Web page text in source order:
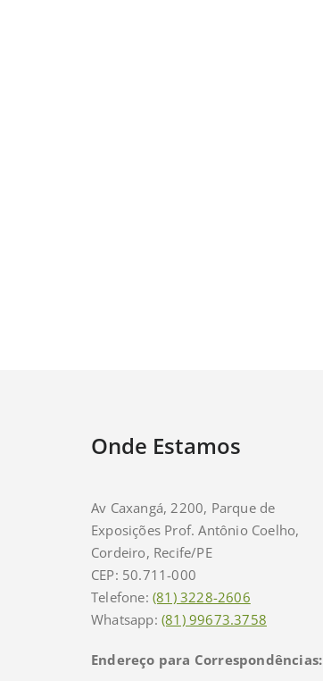
Onde Estamos
Av Caxangá, 2200, Parque de
Exposições Prof. Antônio Coelho,
Cordeiro, Recife/PE
CEP: 50.711-000
Telefone: (81) 3228-2606
Whatsapp: (81) 99673.3758
Endereço para Correspondências: